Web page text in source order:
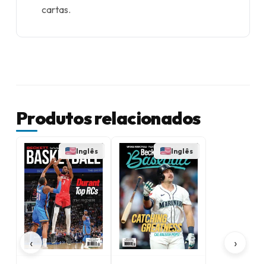
cartas.
Produtos relacionados
‹
Inglês Inglês
›